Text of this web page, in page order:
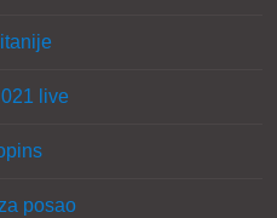
live
posao